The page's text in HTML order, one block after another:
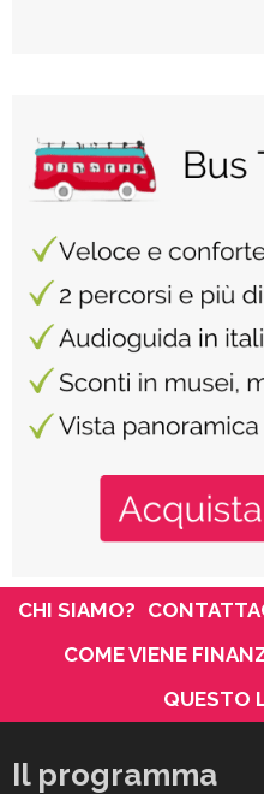
CHI SIAMO?
COME VIENE
QUESTO
Il programma